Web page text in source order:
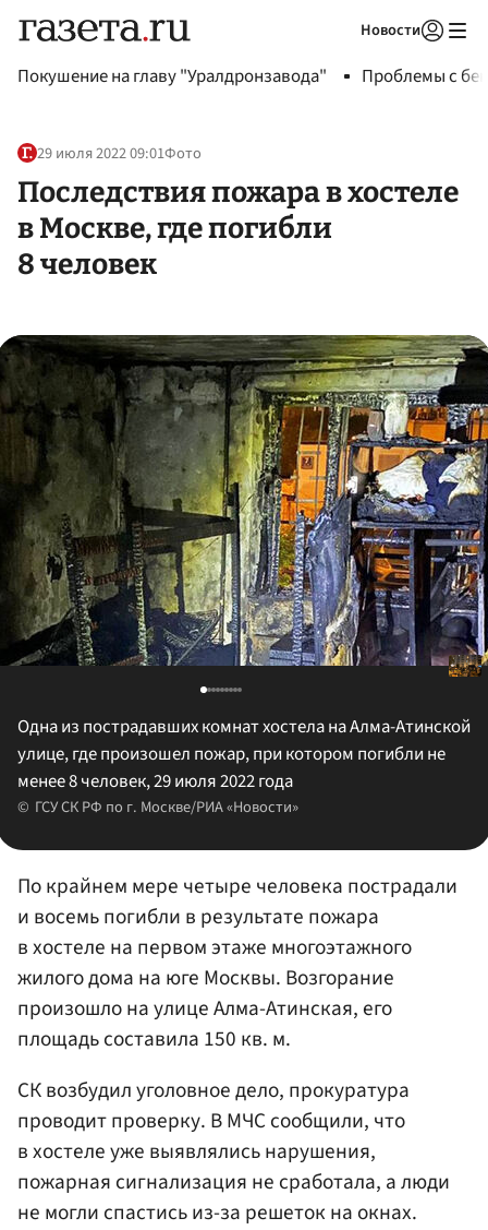
Новости
Покушение на главу "Уралдронзавода" Проблемы с
29 июля 2022 09:01Фото
Последствия пожара в хостеле
в Москве, где погибли
8 человек
Одна из пострадавших комнат хостела на Алма-Атинской
улице, где произошел пожар, при котором погибли не
менее 8 человек, 29 июля 2022 года
ГСУ СК РФ по г. Москве/РИА «Новости»
По крайнем мере четыре человека пострадали
и восемь погибли в результате пожара
в хостеле на первом этаже многоэтажного
жилого дома на юге Москвы. Возгорание
произошло на улице Алма-Атинская, его
площадь составила 150 кв. м.
СК возбудил уголовное дело, прокуратура
проводит проверку. В МЧС сообщили, что
в хостеле уже выявлялись нарушения,
пожарная сигнализация не сработала, а люди
не могли спастись из-за решеток на окнах.